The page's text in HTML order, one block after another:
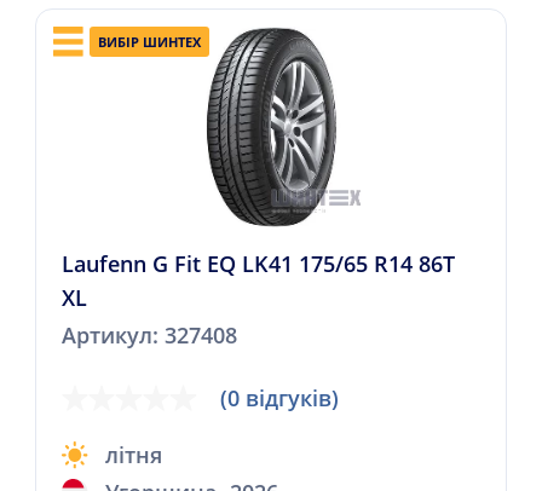
ВИБІР ШИНТЕХ
Laufenn G Fit EQ LK41 175/65 R14 86T
XL
Артикул: 327408
(0 відгуків)
літня